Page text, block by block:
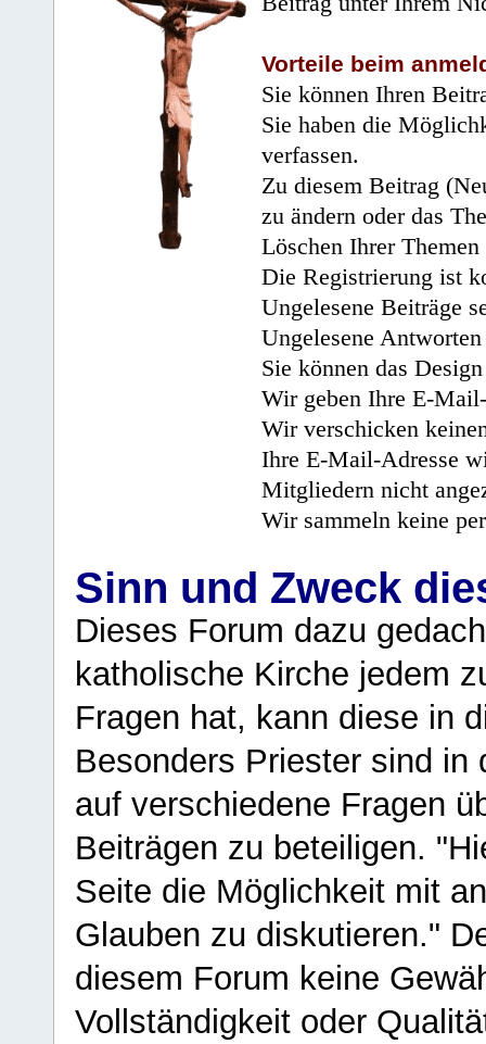
Vorteile beim
Sie können Ihren
Sie haben die
verfassen.
Zu diesem Beitrag
zu ändern oder das
Löschen Ihrer
Die Registrierung ist
Ungelesene Beiträge
Ungelesene
Sie können das
Wir geben Ihre E-
Wir verschicken
Ihre E-Mail-Adresse
Mitgliedern nicht
Wir sammeln keine
Sinn und Zweck
Dieses Forum dazu
katholische Kirche jedem
Fragen hat, kann diese in
Besonders Priester sind in
auf verschiedene Fragen
Beiträgen zu beteiligen.
Seite die Möglichkeit mit
Glauben zu diskutieren."
diesem Forum keine
Vollständigkeit oder